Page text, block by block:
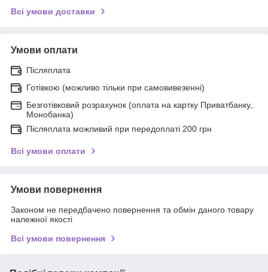
Всі умови доставки
Умови оплати
Післяплата
Готівкою (можливо тільки при самовивезенні)
Безготівковий розрахунок (оплата на картку Приватбанку,.
Монобанка)
Післяплата можливий при передоплаті 200 грн
Всі умови оплати
Умови повернення
Законом не передбачено повернення та обмін даного товару
належної якості
Всі умови повернення